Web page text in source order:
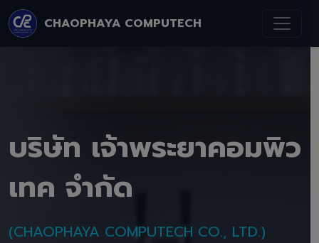
CHAOPHAYA COMPUTECH
บริษัท เจ้าพระยาคอมพิว
เทค จำกัด
(CHAOPHAYA COMPUTECH CO., LTD.)